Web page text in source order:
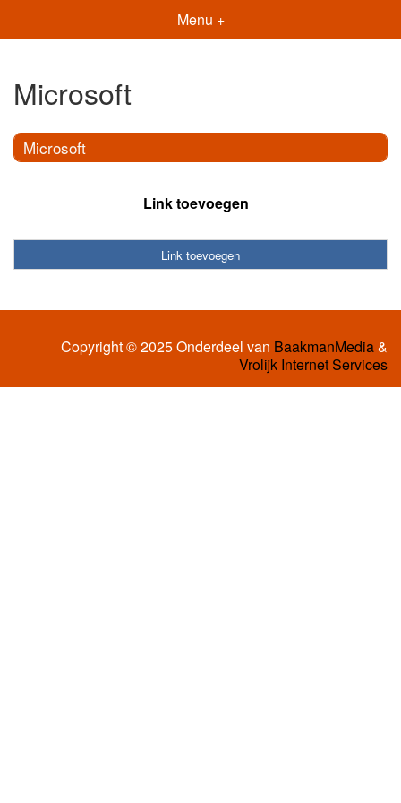
Menu +
Microsoft
Microsoft
Link toevoegen
Link toevoegen
Copyright © 2025 Onderdeel van BaakmanMedia&
Vrolijk Internet Services